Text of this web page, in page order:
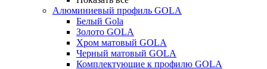
Алюминиевый профиль GOLA
Белый Gola
Золото GOLA
Хром матовый GOLA
Черный матовый GOLA
Комплектующие к профилю GOLA